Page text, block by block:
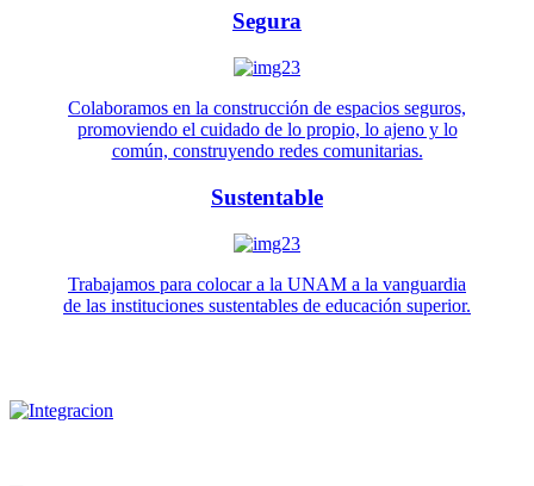
Segura
Colaboramos en la construcción de espacios seguros,
promoviendo el cuidado de lo propio, lo ajeno y lo
común, construyendo redes comunitarias.
Sustentable
Trabajamos para colocar a la UNAM a la vanguardia
de las instituciones sustentables de educación superior.